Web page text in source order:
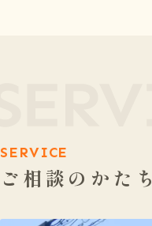
SERVICE
ご相談のかたち